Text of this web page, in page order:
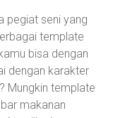
pegiat seni yang
template
bisa dengan
dengan karakter
Mungkin template
makanan